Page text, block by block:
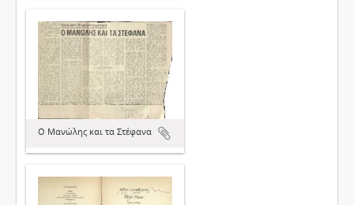
Ο Μανώλης και τα Στέφανα